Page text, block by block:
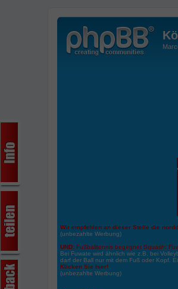
Wir empfehlen an dieser Stelle die
(unbezahlte Werbung)
UND: Fußballtennis begegnet Squash:
Bei Fuwate wird ähnlich wie z.B. bei
darf der Ball nur mit dem Fuß oder Kopf.
Klicken Sie hier!
(unbezahlte Werbung)